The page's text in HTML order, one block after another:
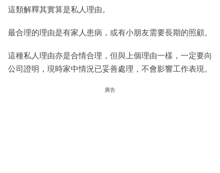
這類解釋其實算是私人理由。
最合理的理由是有家人患病，或有小朋友需要長期的照顧。
這種私人理由亦是合情合理，但與上個理由一樣，一定要向
公司證明，現時家中情況已妥善處理，不會影響工作表現。
廣告